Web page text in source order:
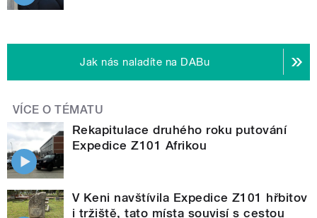
Jak nás naladíte na DABu
VÍCE O TÉMATU
Rekapitulace druhého roku putování
Expedice Z101 Afrikou
V Keni navštívila Expedice Z101 hřbitov
i tržiště, tato místa souvisí s cestou